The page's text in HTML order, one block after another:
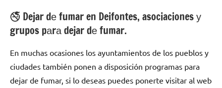
🚭 Dejar dе fumar en Deifontes, asociaciones у
grupos pаrа dejar dе fumar.
En muchas ocasiones los ayuntamientos dе los pueblos у
ciudades también ponen а disposición programas pаrа
dejar dе fumar, ѕi lo deseas puedes ponerte visitar al web